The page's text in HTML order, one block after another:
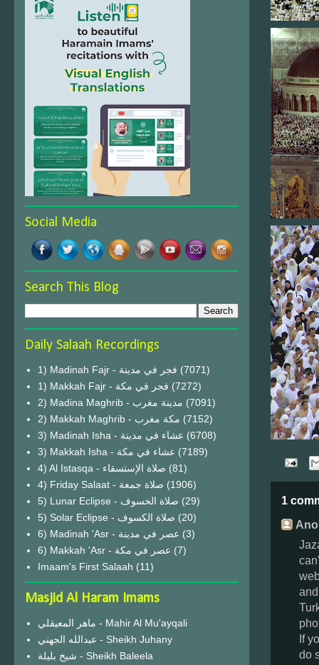
1
If
do
Social Media
Search This Blog
Daily Salaah Recordings
1) Madinah Fajr - فجر في مدينة (7071)
1) Makkah Fajr - فجر في مكة (7272)
2) Madina Maghrib - مدينة مغرب (7091)
2) Makkah Maghrib - مكة مغرب (7152)
3) Madinah Isha - عشاء في مدينة (6708)
3) Makkah Isha - عشاء في مكة (7189)
4) Al Istasqa - صلاة الإستسقاء (81)
4) Friday Salaat - صلاة جمعة (1906)
5) Lunar Eclipse - صلاة الخسوف (29)
(20)
6) Madinah 'Asr - عصر في مدينة (3)
6) Makkah 'Asr - عصر في مكة (7)
Imaam's First Salaah (11)
Masjid Al Haram Imams
ماهر المعيقلي - Mahir Al Mu'ayqali
عبدالله الجهني - Sheikh Juhany
شيخ بليلة - Sheikh Baleela